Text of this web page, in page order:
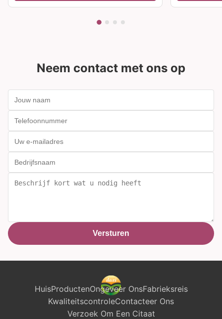
Neem contact met ons op
Versturen
HuisProductenOngeveer OnsFabrieksreis
KwaliteitscontroleContacteer Ons
Verzoek Om Een Citaat